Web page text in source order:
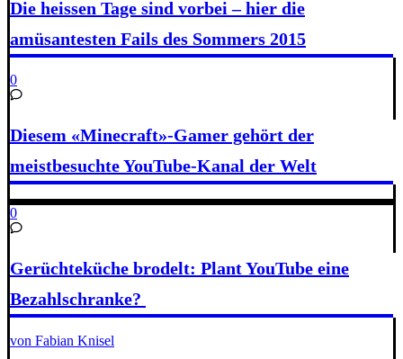
Die heissen Tage sind vorbei – hier die
amüsantesten Fails des Sommers 2015
0
Diesem «Minecraft»-Gamer gehört der
meistbesuchte YouTube-Kanal der Welt
0
Gerüchteküche brodelt: Plant YouTube eine
Bezahlschranke?
von Fabian Knisel